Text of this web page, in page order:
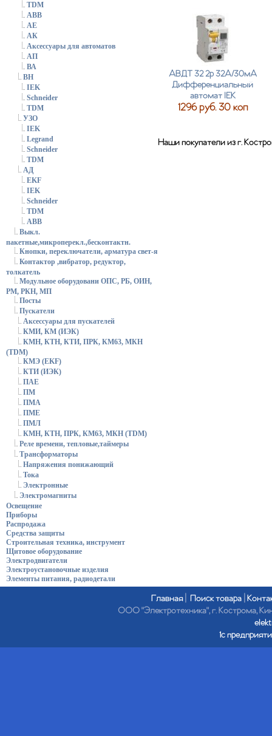
TDM
АВВ
АЕ
АК
Аксессуары для автоматов
АП
ВА
ВН
IEK
Schneider
TDM
УЗО
IEK
Legrand
Schneider
TDM
АД
EKF
IEK
Schneider
TDM
АВВ
Выкл.
пакетные,микроперекл.,бесконтактн.
Кнопки, переключатели, арматура свет-я
Контактор ,вибратор, редуктор,
толкатель
Модульное оборудовани ОПС, РБ, ОИН,
РМ, РКН, МП
Посты
Пускатели
Аксессуары для пускателей
КМИ, КМ (ИЭК)
КМН, КТН, КТИ, ПРК, КМ63, МКН
(TDM)
КМЭ (EKF)
КТИ (ИЭК)
ПАЕ
ПМ
ПМА
ПМЕ
ПМЛ
КМН, КТН, ПРК, КМ63, МКН (TDM)
Реле времени, тепловые,таймеры
Трансформаторы
Напряжения понижающий
Тока
Электронные
Электромагниты
Освещение
Приборы
Распродажа
Средства защиты
Строительная техника, инструмент
Щитовое оборудование
Электродвигатели
Электроустановочные изделия
Элементы питания, радиодетали
АВДТ 32 2р 32А/30мА
Дифференциальный
автомат IEK
1296 руб. 30 коп
Наши покупатели из г.
Главная| Поиск товара
ООО "Электротехника", г. Кострома,
1с